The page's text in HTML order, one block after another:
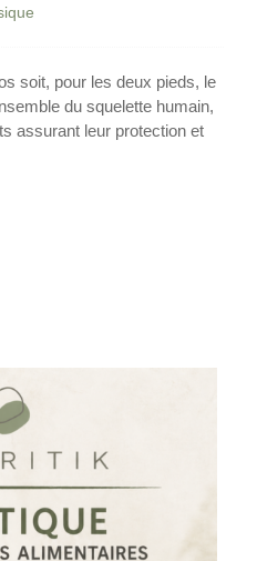
soit, pour les deux pieds, le
du squelette humain,
assurant leur protection et